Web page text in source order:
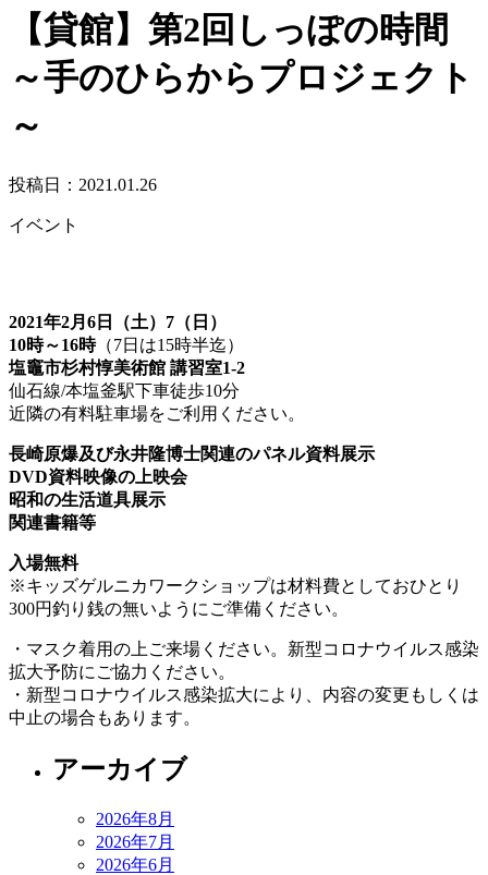
【貸館】第2回しっぽの時間
～手のひらからプロジェクト
～
投稿日：2021.01.26
イベント
2021年2月6日（土）7（日）
10時～16時（7日は15時半迄）
塩竈市杉村惇美術館 講習室1-2
仙石線/本塩釜駅下車徒歩10分
近隣の有料駐車場をご利用ください。
長崎原爆及び永井隆博士関連のパネル資料展示
DVD資料映像の上映会
昭和の生活道具展示
関連書籍等
入場無料
※キッズゲルニカワークショップは材料費としておひとり
300円釣り銭の無いようにご準備ください。
・マスク着用の上ご来場ください。新型コロナウイルス感染
拡大予防にご協力ください。
・新型コロナウイルス感染拡大により、内容の変更もしくは
中止の場合もあります。
アーカイブ
2026年8月
2026年7月
2026年6月